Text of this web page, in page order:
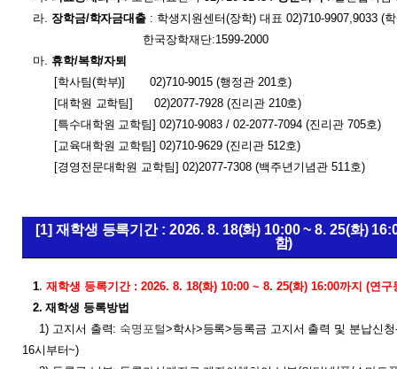
라. 장학금/학자금대출 : 학생지원센터(장학) 대표 02)710-9907,9033 (
한국장학재단:1599-2000
마. 휴학/복학/자퇴
[학사팀(학부)] 02)710-9015 (행정관 201호)
[대학원 교학팀] 02)2077-7928 (진리관 210호)
[특수대학원 교학팀] 02)710-9083 / 02-2077-7094 (진리관705호)
[교육대학원 교학팀] 02)710-9629 (진리관 512호)
[경영전문대학원 교학팀] 02)2077-7308 (백주년기념관 511호)
[1] 재학생 등록기간 : 2026. 8. 18(화) 10:00 ~ 8. 25(화)
함)
1. 재학생 등록기간 : 2026. 8. 18(화) 10:00 ~ 8. 25(화) 16:00까지 (연구
2. 재학생 등록방법
1) 고지서 출력: 숙명포털>학사>등록>등록금 고지서 출력 및 분납신
16시부터~)